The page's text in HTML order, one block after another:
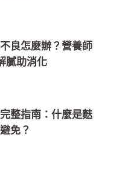
良怎麼辦？營養師
膩助消化
整指南：什麼是麩
免？